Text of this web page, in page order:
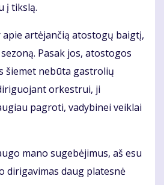
į tikslą.
apie artėjančią atostogų baigtį,
Pasak jos, atostogos
šiemet nebūta gastrolių
orkestrui, ji
pagroti, vadybinei veiklai
mano sugebėjimus, aš esu
dirigavimas daug platesnė